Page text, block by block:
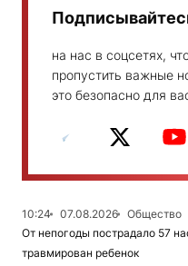
на нас в соцсетях,
пропустить важные
это безопасно для
10:24 07.08.2026
Общество
От непогоды пострадало 57
травмирован ребенок